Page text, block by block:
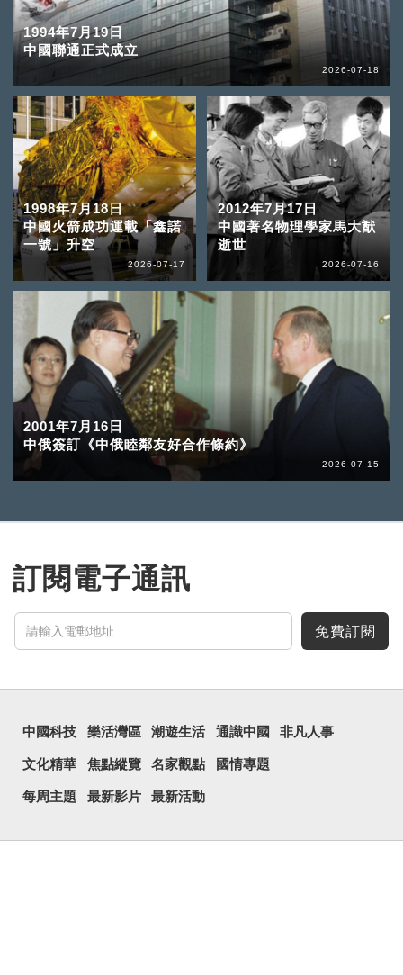
1994年7月19日
中國聯通正式成立
2026-07-18
1998年7月18日
中國火箭成功運載「鑫諾
一號」升空
2026-07-17
2012年7月17日
中國著名物理學家馬大猷
逝世
2026-07-16
2001年7月16日
中俄簽訂《中俄睦鄰友好合作條約》
2026-07-15
訂閱電子通訊
免費訂閱
中國科技 樂活灣區 潮遊生活 通識中國 非凡人事
文化精華 焦點縱覽 名家觀點 國情專題
每周主題 最新影片 最新活動